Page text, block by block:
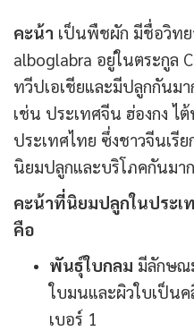
คะน้า เป็นพืชผัก มีชื่อวิทย
alboglabra อยู่ในตระกูล
ทวีปเอเชียและมีปลูกกันมา
เช่น ประเทศจีน ฮ่องกง ไ
ประเทศไทย ซึ่งชาวจีนเรี
นิยมปลูกและบริโภคกันมา
คะน้าที่นิยมปลูกในประ
คือ
พันธุ์ใบกลม มีลักษณ
ใบมนและผิวใบเป็น
เบอร์ 1